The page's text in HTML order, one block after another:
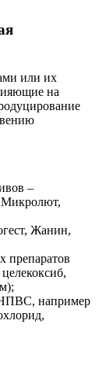
или их
на
–
Микролют,
Жанин,
препаратов
НПВС, например